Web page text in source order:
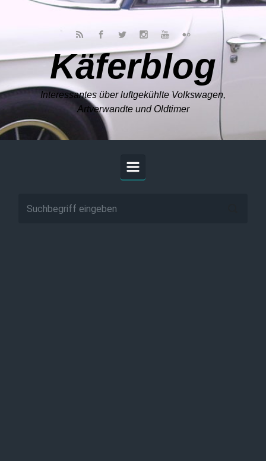
Zum Hauptinhalt springen
Käferblog
Interessantes über luftgekühlte Volkswagen,
Artverwandte und Oldtimer